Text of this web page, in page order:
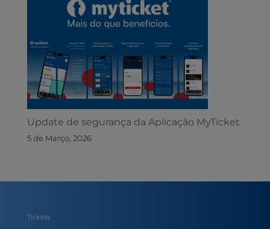
Update de segurança da Aplicação MyTicket
5 de Março, 2026
Tickets